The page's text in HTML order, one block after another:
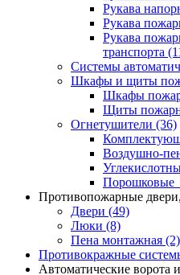
Рукава
Рукава
Рукава
транспорта
Системы
Шкафы и щиты
Шкафы
Щиты
Огнетушители (36)
Воздушно-
Порошковые
Противопожарные
Двери (49)
Люки (8)
Пена монтажная (2)
Противокражные
Автоматические ворота